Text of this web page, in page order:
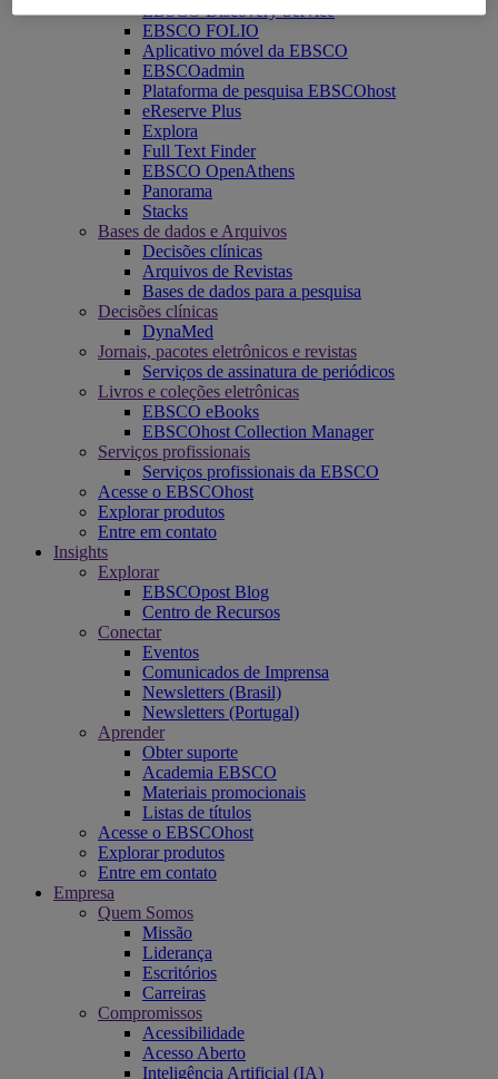
EBSCO Discovery Service
EBSCO FOLIO
Aplicativo móvel da EBSCO
EBSCOadmin
Plataforma de pesquisa EBSCOhost
eReserve Plus
Explora
Full Text Finder
EBSCO OpenAthens
Panorama
Stacks
Bases de dados e Arquivos
Decisões clínicas
Arquivos de Revistas
Bases de dados para a pesquisa
Decisões clínicas
DynaMed
Jornais, pacotes eletrônicos e revistas
Serviços de assinatura de periódicos
Livros e coleções eletrônicas
EBSCO eBooks
EBSCOhost Collection Manager
Serviços profissionais
Serviços profissionais da EBSCO
Acesse o EBSCOhost
Explorar produtos
Entre em contato
Insights
Explorar
EBSCOpost Blog
Centro de Recursos
Conectar
Eventos
Comunicados de Imprensa
Newsletters (Brasil)
Newsletters (Portugal)
Aprender
Obter suporte
Academia EBSCO
Materiais promocionais
Listas de títulos
Acesse o EBSCOhost
Explorar produtos
Entre em contato
Empresa
Quem Somos
Missão
Liderança
Escritórios
Carreiras
Compromissos
Acessibilidade
Acesso Aberto
Inteligência Artificial (IA)